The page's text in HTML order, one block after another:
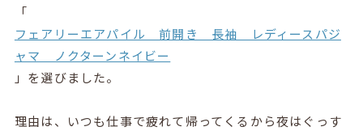
「
フェアリーエアパイル 前開き 長袖 レディースパジ
ャマ ノクターンネイビー
」を選びました。
理由は、いつも仕事で疲れて帰ってくるから夜はぐっす